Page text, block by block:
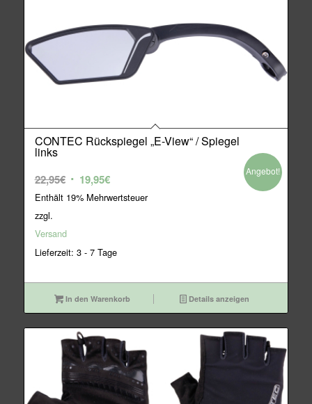
CONTEC Rückspiegel „E-View“ / Spiegel
links
22,95€ Ursprünglicher
Preis
19,95€Aktueller
Preis
Enthält 19% Mehrwertsteuer
zzgl.
Versand
Lieferzeit: 3 - 7 Tage
Angebot!
In den Warenkorb Details anzeigen